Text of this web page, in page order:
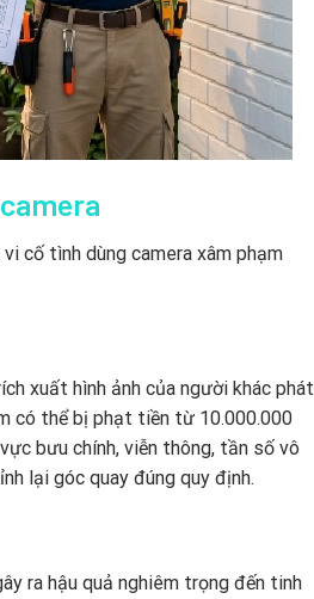
cố tình dùng camera xâm phạm
xuất hình ảnh của người khác phát
có thể bị phạt tiền từ 10.000.000
bưu chính, viễn thông, tần số vô
lại góc quay đúng quy định.
ra hậu quả nghiêm trọng đến tinh